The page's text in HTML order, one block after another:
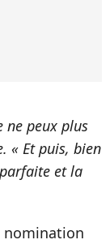
ne peux plus
« Et puis, bien
et la
nomination